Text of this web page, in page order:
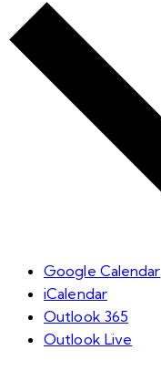
Google Calendar
iCalendar
Outlook 365
Outlook Live